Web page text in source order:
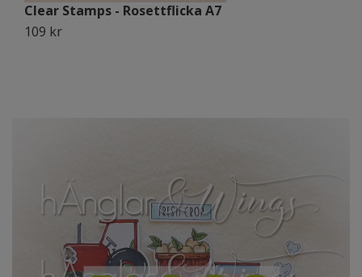
Clear Stamps - Rosettflicka A7
109 kr